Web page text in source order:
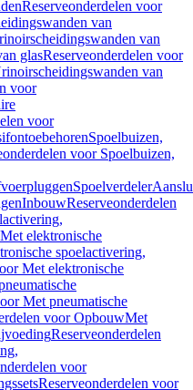
Reserveonderdelen voor
van
van
glasReserveonderdelen voor
van
voor
voor
Spoelbuizen,
voor Spoelbuizen,
Spoelverdeler
InbouwReserveonderdelen
elektronische
spoelactivering,
Met elektronische
Met pneumatische
voor OpbouwMet
Reserveonderdelen
voor
Reserveonderdelen voor